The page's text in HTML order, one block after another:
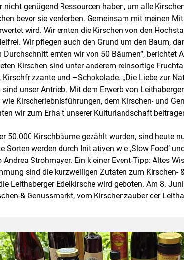
nicht genügend Ressourcen haben, um alle
bevor sie verderben. Gemeinsam mit meinen
wird. Wir ernten die Kirschen von den
Wir pflegen auch den Grund um den Baum,
Durchschnitt ernten wir von 50 Bäumen“, berichtet
Kirschen sind unter anderem reinsortige
und –Schokolade. „Die Liebe zur
unser Antrieb. Mit dem Erwerb von
Kirscherlebnisführungen, dem Kirschen- und
wir zum Erhalt unserer Kulturlandschaft
50.000 Kirschbäume gezählt wurden, sind heute
Sorten werden durch Initiativen wie ‚Slow Food‘
Andrea Strohmayer. Ein kleiner Event-Tipp: Altes
sind die kurzweiligen Zutaten zum Kirschen-
Leithaberger Edelkirsche wird geboten. Am 8.
& Genussmarkt, vom Kirschenzauber der